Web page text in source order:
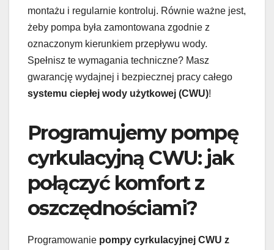
montażu i regularnie kontroluj. Równie ważne jest,
żeby pompa była zamontowana zgodnie z
oznaczonym kierunkiem przepływu wody.
Spełnisz te wymagania techniczne? Masz
gwarancję wydajnej i bezpiecznej pracy całego
systemu ciepłej wody użytkowej (CWU)!
Programujemy pompę
cyrkulacyjną CWU: jak
połączyć komfort z
oszczędnościami?
Programowanie pompy cyrkulacyjnej CWU z